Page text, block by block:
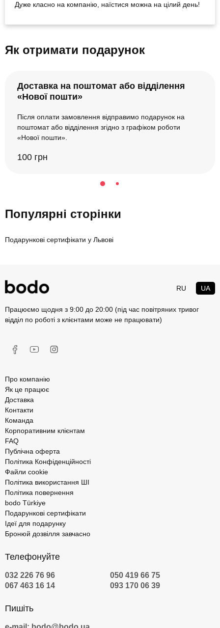
Дуже класно на компанію, наїстися можна на цілий день!
Як отримати подарунок
Доставка на поштомат або відділення
«Нової пошти»
Після оплати замовлення відправимо подарунок на
поштомат або відділення згідно з графіком роботи
«Нової пошти».
100 грн
Популярні сторінки
Подарункові сертифікати у Львові
RU UA
Працюємо щодня з 9:00 до 20:00 (під час повітряних тривог
відділ по роботі з клієнтами може не працювати)
Про компанію
Як це працює
Доставка
Контакти
Команда
Корпоративним клієнтам
FAQ
Публічна оферта
Політика Конфіденційності
Файли cookie
Політика використання ШІ
Політика повернення
bodo Türkiye
Подарункові сертифікати
Ідеї для подарунку
Бронюй дозвілля завчасно
Телефонуйте
032 226 76 96
050 419 66 75
067 463 16 14
093 170 06 39
Пишіть